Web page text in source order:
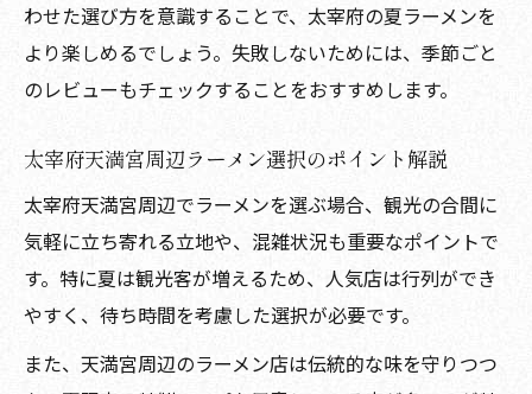
わせた選び方を意識することで、太宰府の夏ラーメンを
より楽しめるでしょう。失敗しないためには、季節ごと
のレビューもチェックすることをおすすめします。
太宰府天満宮周辺ラーメン選択のポイント解説
太宰府天満宮周辺でラーメンを選ぶ場合、観光の合間に
気軽に立ち寄れる立地や、混雑状況も重要なポイントで
す。特に夏は観光客が増えるため、人気店は行列ができ
やすく、待ち時間を考慮した選択が必要です。
また、天満宮周辺のラーメン店は伝統的な味を守りつつ